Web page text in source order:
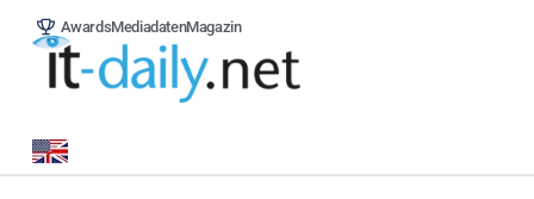
AwardsMediadatenMagazin